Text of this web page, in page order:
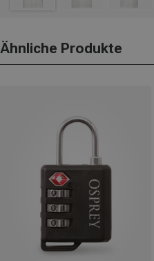
Ähnliche Produkte